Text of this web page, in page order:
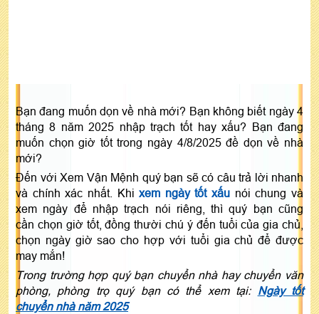
Bạn đang muốn dọn về nhà mới? Bạn không biết ngày 4
tháng 8 năm 2025 nhập trạch tốt hay xấu? Bạn đang
muốn chọn giờ tốt trong ngày 4/8/2025 đề dọn về nhà
mới?
Đến với Xem Vận Mệnh quý bạn sẽ có câu trả lời nhanh
và chính xác nhất. Khixem ngày tốt xấu nói chung và
xem ngày để nhập trạch nói riêng, thì quý bạn cũng
cần chọn giờ tốt, đồng thười chú ý đến tuổi của gia chủ,
chọn ngày giờ sao cho hợp với tuổi gia chủ để được
may mắn!
Trong trường hợp quý bạn chuyển nhà hay chuyển văn
phòng, phòng trọ quý bạn có thể xem tại: Ngày tốt
chuyển nhà năm 2025